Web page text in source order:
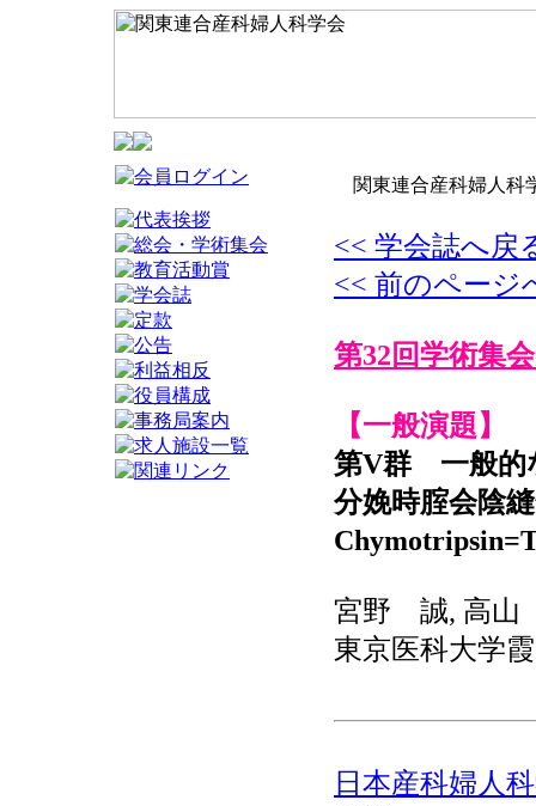
関東連合産科婦人科
<< 学会誌へ戻
<< 前のページ
第32回学術集会
【一般演題】
第V群 一般的
分娩時腟会陰
宮野 誠, 高
東京医科大学
日本産科婦人